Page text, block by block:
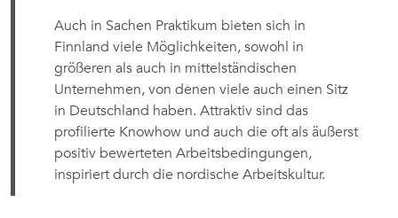
Auch in Sachen Praktikum bieten sich in
Finnland viele Möglichkeiten, sowohl in
größeren als auch in mittelständischen
Unternehmen, von denen viele auch einen Sitz
in Deutschland haben. Attraktiv sind das
profilierte Knowhow und auch die oft als äußerst
positiv bewerteten Arbeitsbedingungen,
inspiriert durch die nordische Arbeitskultur.